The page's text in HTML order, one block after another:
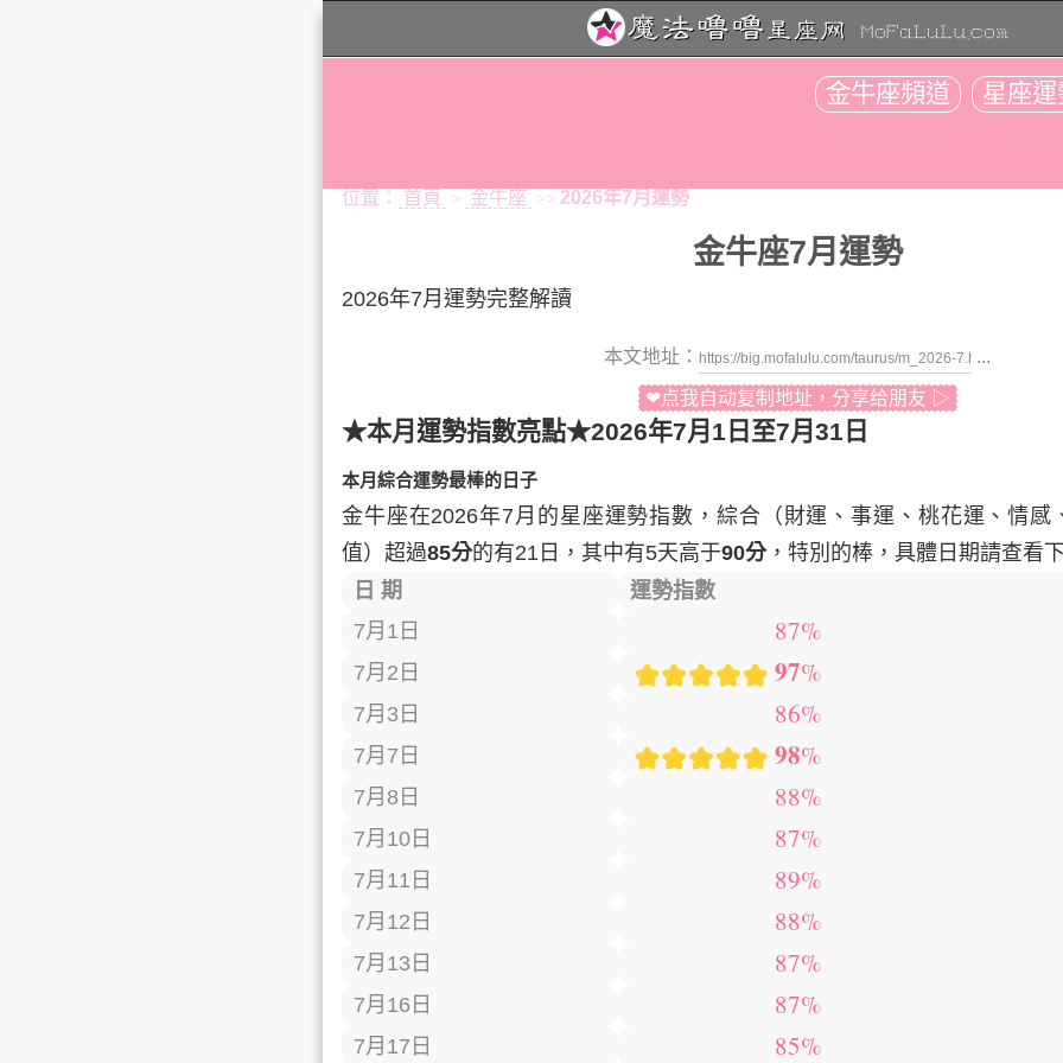
金牛座頻道 星座運
位置： 首頁 > 金牛座 >> 2026年7月運勢
金牛座7月運勢
2026年7月運勢完整解讀
本文地址： ...
❤点我自动复制地址，分享给朋友 ▷
★本月運勢指數亮點★2026年7月1日至7月31日
本月綜合運勢最棒的日子
金牛座在2026年7月的星座運勢指數，綜合 （財運、事運、桃花運、情
值） 超過85分的有21日 ，其中有5天高于90分，特別的棒，具體日期請查看
日 期
運勢指數
7月1日
87%
7月2日 97%
7月3日 86%
7月7日 98%
7月8日 88%
7月10日 87%
7月11日 89%
7月12日 88%
7月13日 87%
7月16日 87%
7月17日 85%